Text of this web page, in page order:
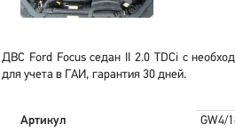
ДВС Ford Focus седан II 2.0 TDCi с
для учета в ГАИ, гарантия 30 дней.
Артикул
GW4/